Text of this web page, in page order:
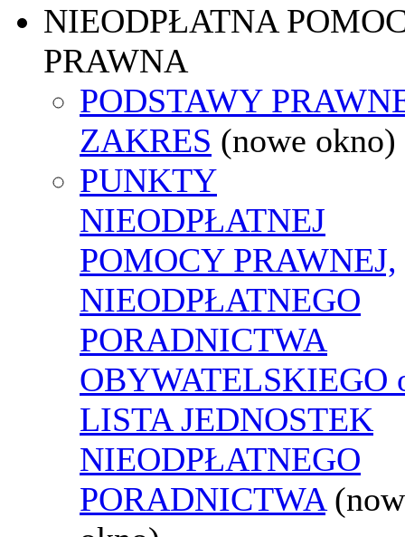
NIEODPŁATNA
PRAWNA
PODSTAWY
ZAKRES (nowe okno)
PUNKTY
NIEODPŁATNEJ
POMOCY PRAWNEJ,
NIEODPŁATNEGO
PORADNICTWA
OBYWATELSKIEGO
LISTA JEDNOSTEK
NIEODPŁATNEGO
PORADNICTWA